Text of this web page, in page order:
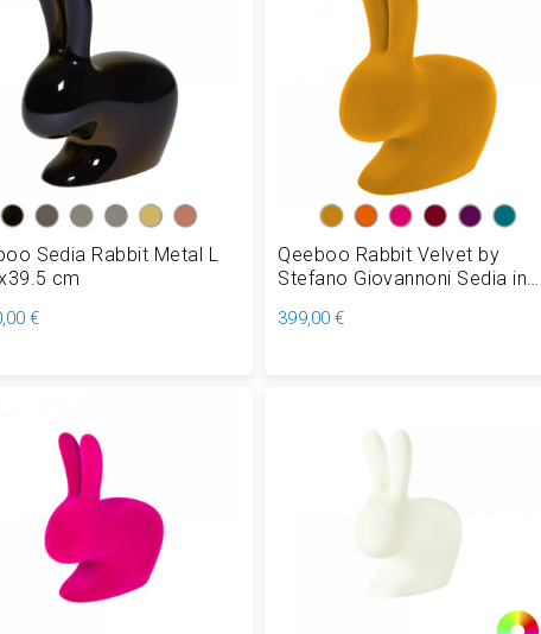
Sedia Rabbit Metal L
cm
€
Qeeboo Rabbit Velvet by
Stefano Giovannoni Sedia in
399,00 €